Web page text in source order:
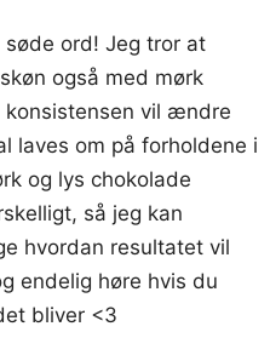
ord! Jeg tror at
også med mørk
konsistensen vil ændre
laves om på forholdene i
og lys chokolade
så jeg kan
hvordan resultatet vil
endelig høre hvis du
bliver <3